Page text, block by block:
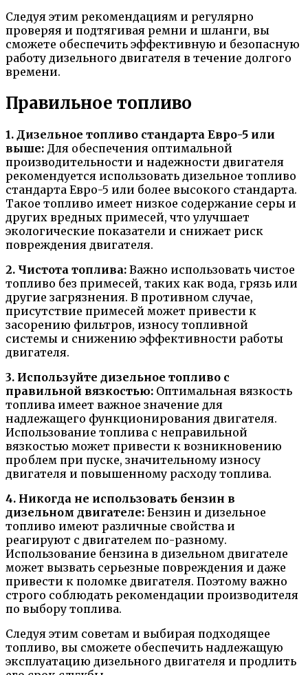
Следуя этим рекомендациям и регулярно
проверяя и подтягивая ремни и шланги, вы
сможете обеспечить эффективную и безопасную
работу дизельного двигателя в течение долгого
времени.
Правильное топливо
1. Дизельное топливо стандарта Евро-5 или
выше: Для обеспечения оптимальной
производительности и надежности двигателя
рекомендуется использовать дизельное топливо
стандарта Евро-5 или более высокого стандарта.
Такое топливо имеет низкое содержание серы и
других вредных примесей, что улучшает
экологические показатели и снижает риск
повреждения двигателя.
2. Чистота топлива: Важно использовать чистое
топливо без примесей, таких как вода, грязь или
другие загрязнения. В противном случае,
присутствие примесей может привести к
засорению фильтров, износу топливной
системы и снижению эффективности работы
двигателя.
3. Используйте дизельное топливо с
правильной вязкостью: Оптимальная вязкость
топлива имеет важное значение для
надлежащего функционирования двигателя.
Использование топлива с неправильной
вязкостью может привести к возникновению
проблем при пуске, значительному износу
двигателя и повышенному расходу топлива.
4. Никогда не использовать бензин в
дизельном двигателе: Бензин и дизельное
топливо имеют различные свойства и
реагируют с двигателем по-разному.
Использование бензина в дизельном двигателе
может вызвать серьезные повреждения и даже
привести к поломке двигателя. Поэтому важно
строго соблюдать рекомендации производителя
по выбору топлива.
Следуя этим советам и выбирая подходящее
топливо, вы сможете обеспечить надлежащую
эксплуатацию дизельного двигателя и продлить